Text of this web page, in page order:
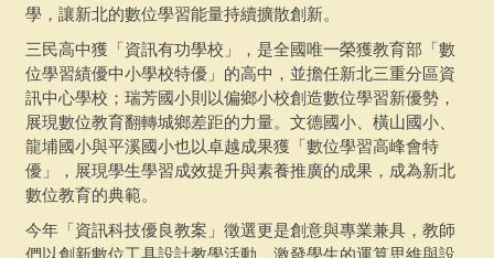
學，讓新北的數位學習能量持續擴散創新。
三民高中獲「資訊有功學校」，是全國唯一榮獲教育部「數
位學習績優中小學校特優」的高中，並擔任新北三重分區資
訊中心學校；瑞芳國小則以偏鄉小校創造數位學習新優勢，
展現數位教育翻轉城鄉差距的力量。文德國小、橫山國小、
龍埔國小與平溪國小也以卓越成果獲「數位學習高峰會特
優」，展現學生學習成效提升與素養推廣的成果，成為新北
數位教育的典範。
今年「資訊科技優良教案」徵選更是創意與專業兼具，教師
們以創新數位工具設計教學活動，激發學生的運算思維與設